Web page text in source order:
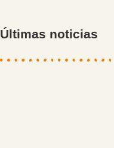
Últimas noticias